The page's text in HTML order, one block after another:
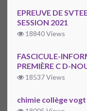
EPREUVE DE
SESSION 2021
18840 Views
FASCICULE-
PREMIÈRE C D-
18537 Views
chimie collège